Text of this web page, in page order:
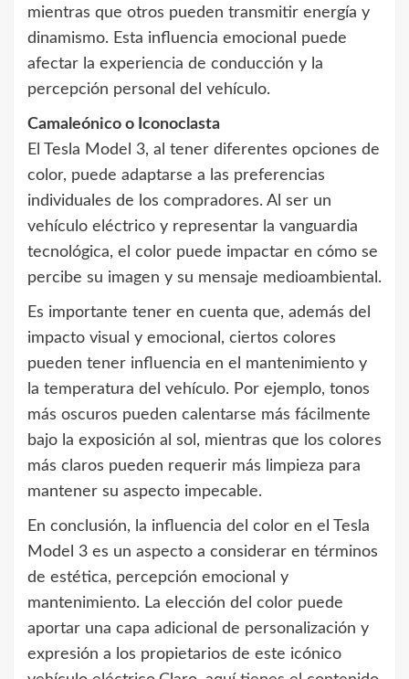
mientras que otros pueden transmitir energía y
dinamismo. Esta influencia emocional puede
afectar la experiencia de conducción y la
percepción personal del vehículo.
Camaleónico o Iconoclasta
El Tesla Model 3, al tener diferentes opciones de
color, puede adaptarse a las preferencias
individuales de los compradores. Al ser un
vehículo eléctrico y representar la vanguardia
tecnológica, el color puede impactar en cómo se
percibe su imagen y su mensaje medioambiental.
Es importante tener en cuenta que, además del
impacto visual y emocional, ciertos colores
pueden tener influencia en el mantenimiento y
la temperatura del vehículo. Por ejemplo, tonos
más oscuros pueden calentarse más fácilmente
bajo la exposición al sol, mientras que los colores
más claros pueden requerir más limpieza para
mantener su aspecto impecable.
En conclusión, la influencia del color en el Tesla
Model 3 es un aspecto a considerar en términos
de estética, percepción emocional y
mantenimiento. La elección del color puede
aportar una capa adicional de personalización y
expresión a los propietarios de este icónico